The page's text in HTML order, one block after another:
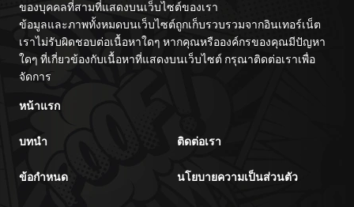
ของบุคคลที่สามที่แสดงบนเว็บไซต์ของเรา
ข้อมูลและภาพทั้งหมดบนเว็บไซต์ถูกเก็บรวบรวมจากอินเทอร์เน็ต
เราไม่รับผิดชอบต่อเนื้อหาใดๆ หากคุณหรือองค์กรของคุณมีปัญหา
ใดๆ ที่เกี่ยวข้องกับเนื้อหาที่แสดงบนเว็บไซต์ กรุณาติดต่อเราเพื่อ
จัดการ
หน้าแรก
บทนำ ติดต่อเรา
ข้อกำหนด นโยบายความเป็นส่วนตัว